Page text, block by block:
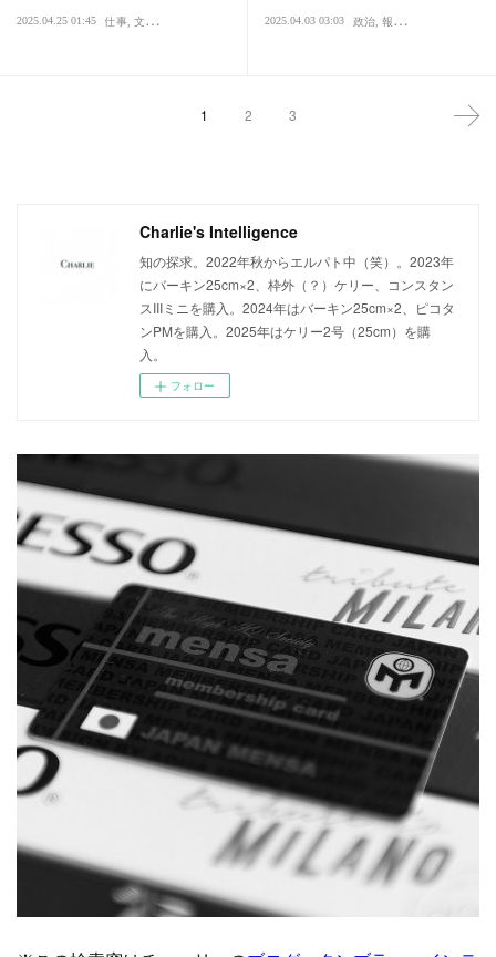
2025.04.25 01:45 仕事 文化・人種・民族 2025.04.03 03:03 政治 報道・事件・事故
1 2 3
Charlie's Intelligence
知の探求。2022年秋からエルパト中（笑）。2023年
にバーキン25cm×2、枠外（？）ケリー、コンスタン
スIIIミニを購入。2024年はバーキン25cm×2、ピコタ
ンPMを購入。2025年はケリー2号（25cm）を購
入。
フォロー